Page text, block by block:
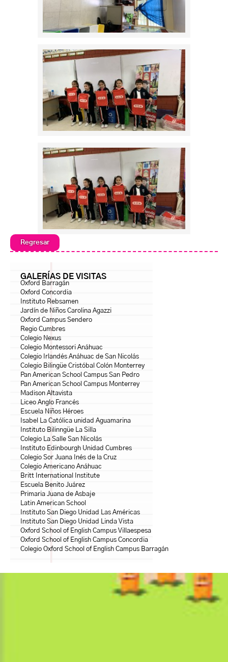
Regresar
GALERÍAS DE VISITAS
Oxford Barragán
Oxford Concordia
Instituto Rebsamen
Jardín de Niños Carolina Agazzi
Oxford Campus Sendero
Regio Cumbres
Colegio Nexus
Colegio Montessori Anáhuac
Colegio Irlandés Anáhuac de San Nicolás
Colegio Bilingüe Cristóbal Colón Monterrey
Pan American School Campus San Pedro
Pan American School Campus Monterrey
Madison Altavista
Liceo Anglo Francés
Escuela Niños Héroes
Isabel La Católica unidad Aguamarina
Instituto Bilinngüe La Silla
Colegio La Salle San Nicolás
Instituto Edinbourgh Unidad Cumbres
Colegio Sor Juana Inés de la Cruz
Colegio Americano Anáhuac
Britt International Institute
Escuela Benito Juárez
Primaria Juana de Asbaje
Latin American School
Instituto San Diego Unidad Las Américas
Instituto San Diego Unidad Linda Vista
Oxford School of English Campus Villaespesa
Oxford School of English Campus Concordia
Colegio Oxford School of English Campus Barragán